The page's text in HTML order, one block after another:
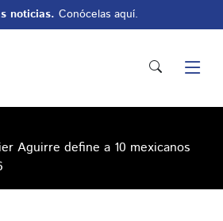
noticias. Conócelas aquí.
Aguirre define a 10 mexicanos